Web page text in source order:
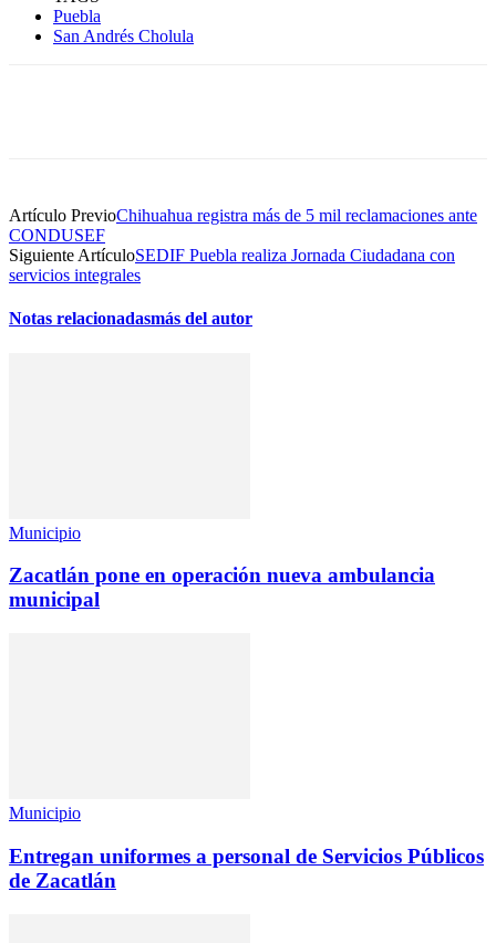
Puebla
San Andrés Cholula
Artículo PrevioChihuahua registra más de 5 mil reclamaciones ante
CONDUSEF
Siguiente ArtículoSEDIF Puebla realiza Jornada Ciudadana con
servicios integrales
Notas relacionadasmás del autor
Municipio
Zacatlán pone en operación nueva ambulancia
municipal
Municipio
Entregan uniformes a personal de Servicios Públicos
de Zacatlán